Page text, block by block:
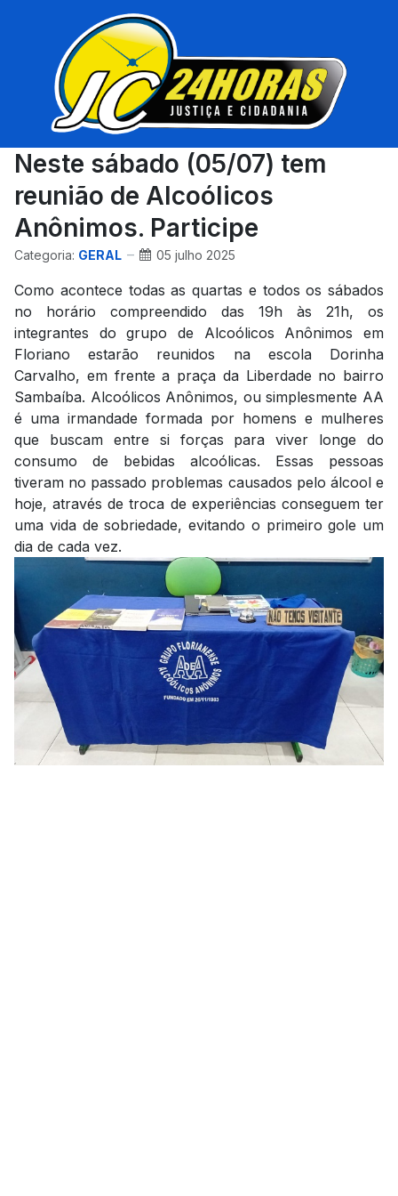
Neste sábado (05/07) tem
reunião de Alcoólicos
Anônimos. Participe
Categoria: GERAL 05 julho 2025
Como acontece todas as quartas e todos os sábados
no horário compreendido das 19h às 21h, os
integrantes do grupo de Alcoólicos Anônimos em
Floriano estarão reunidos na escola Dorinha
Carvalho, em frente a praça da Liberdade no bairro
Sambaíba. Alcoólicos Anônimos, ou simplesmente AA
é uma irmandade formada por homens e mulheres
que buscam entre si forças para viver longe do
consumo de bebidas alcoólicas. Essas pessoas
tiveram no passado problemas causados pelo álcool e
hoje, através de troca de experiências conseguem ter
uma vida de sobriedade, evitando o primeiro gole um
dia de cada vez.